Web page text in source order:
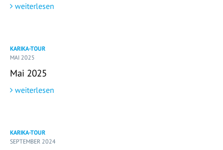
weiterlesen
KARIKA-TOUR
MAI 2025
Mai 2025
weiterlesen
KARIKA-TOUR
SEPTEMBER 2024